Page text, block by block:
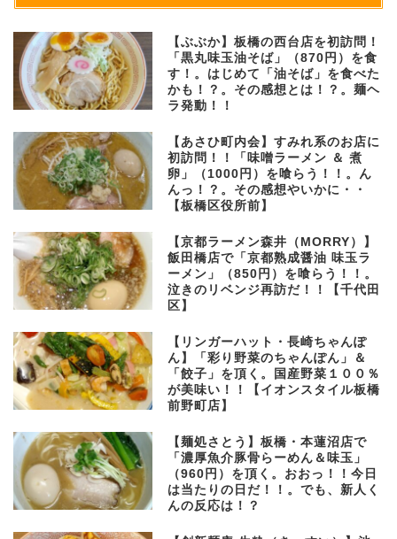
【ぶぶか】板橋の西台店を初訪問！
「黒丸味玉油そば」（870円）を食
す！。はじめて「油そば」を食べた
かも！？。その感想とは！？。麺ヘ
ラ発動！！
【あさひ町内会】すみれ系のお店に
初訪問！！「味噌ラーメン ＆ 煮
卵」（1000円）を喰らう！！。ん
んっ！？。その感想やいかに・・
【板橋区役所前】
【京都ラーメン森井（MORRY）】
飯田橋店で「京都熟成醤油 味玉ラ
ーメン」（850円）を喰らう！！。
泣きのリベンジ再訪だ！！【千代田
区】
【リンガーハット・長崎ちゃんぽ
ん】「彩り野菜のちゃんぽん」＆
「餃子」を頂く。国産野菜１００％
が美味い！！【イオンスタイル板橋
前野町店】
【麺処さとう】板橋・本蓮沼店で
「濃厚魚介豚骨らーめん＆味玉」
（960円）を頂く。おおっ！！今日
は当たりの日だ！！。でも、新人く
んの反応は！？